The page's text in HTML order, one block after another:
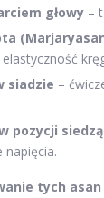
głowy –
siadzie –
pozycji
napięcia.
tych